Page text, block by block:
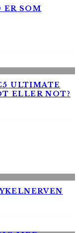
ER SOM
ULTIMATE
ELLER NOT?